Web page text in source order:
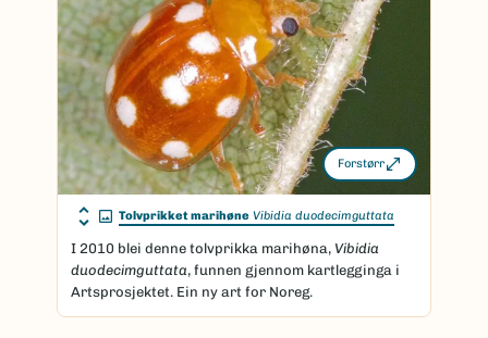
Forstørr
Tolvprikket marihøne Vibidia duodecimguttata
I 2010 blei denne tolvprikka marihøna, Vibidia
duodecimguttata, funnen gjennom kartlegginga i
Artsprosjektet. Ein ny art for Noreg.